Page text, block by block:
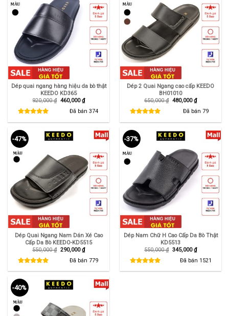
Dép quai ngang hàng hiệu da bò thật
KEEDO KD365
920,000₫ Giá
460,000₫Giá
hiện
tại
Đã bán 374
Dép 2 Quai Ngang cao cấp KEEDO
BH01010
650,000₫ Giá
480,000₫Giá
hiện
tại
Đã bán 79
-47%
Dép Quai Ngang Nam Dán Xé Cao
Cấp Da Bò KEEDO-KD5515
550,000₫ Giá
550,000 ₫.
290,000₫Giá
hiện
tại
là:
290,000 ₫.
Đã bán 779
-37%
Dép Nam Chữ H Cao Cấp Da Bò Thật
KD5513
550,000₫ Giá
550,000 ₫.
345,000₫Giá
hiện
tại
là:
345,000 ₫.
Đã bán 1521
-40%